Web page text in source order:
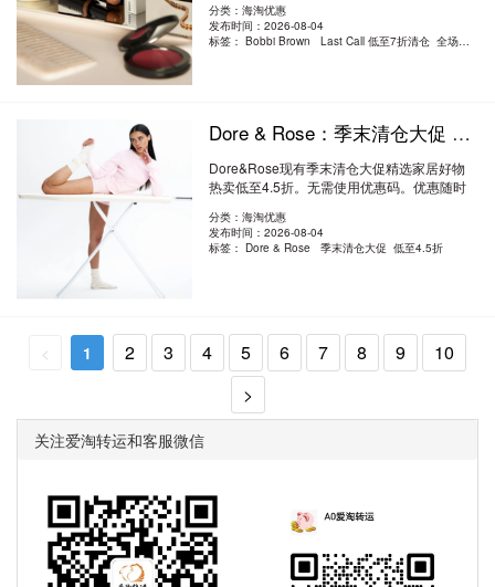
分类：海淘优惠
发布时间：2026-08-04
标签：Bobbi Brown Last Call 低至7折清仓 全场满$90赠mini装2件礼
Dore & Rose：季末清仓大促 精选家居好物热卖 低至4.5折
Dore&Rose现有季末清仓大促精选家居好物
热卖低至4.5折。无需使用优惠码。优惠随时
分类：海淘优惠
发布时间：2026-08-04
标签：Dore & Rose 季末清仓大促 低至4.5折
< 1 2 3 4 5 6 7 8 9
10
>
关注爱淘转运和客服微信